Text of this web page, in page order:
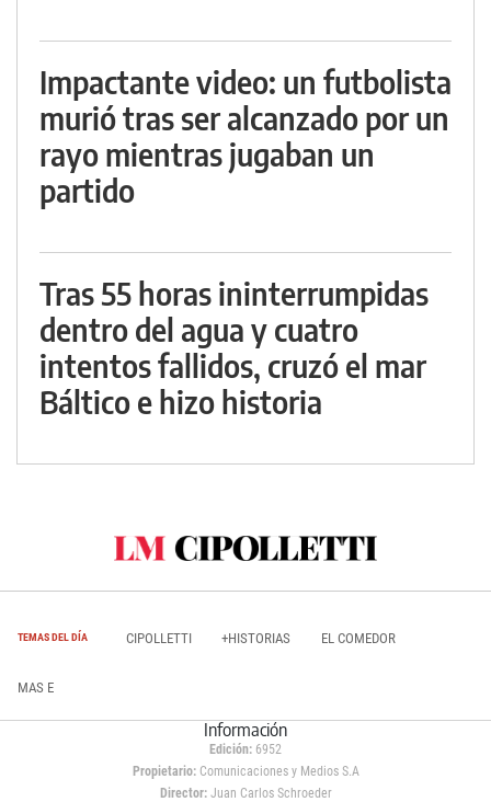
Impactante video: un futbolista
murió tras ser alcanzado por un
rayo mientras jugaban un
partido
Tras 55 horas ininterrumpidas
dentro del agua y cuatro
intentos fallidos, cruzó el mar
Báltico e hizo historia
TEMAS DEL DÍA CIPOLLETTI +HISTORIAS EL COMEDOR
MAS E
Información
Edición: 6952
Propietario:Comunicaciones y Medios S.A
Director: Juan Carlos Schroeder